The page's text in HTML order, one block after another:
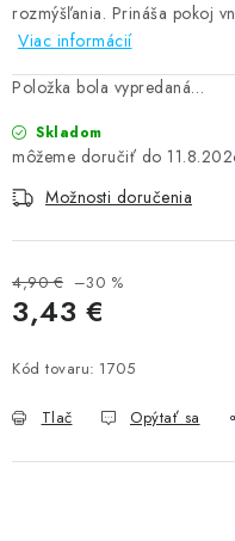
rozmýšľania. Prináša pokoj
Viac informácií
Položka bola vypredaná…
Skladom
Možnosti doručenia
4,90 € –30 %
3,43 €
Kód tovaru: 1705
Tlač Opýtať sa